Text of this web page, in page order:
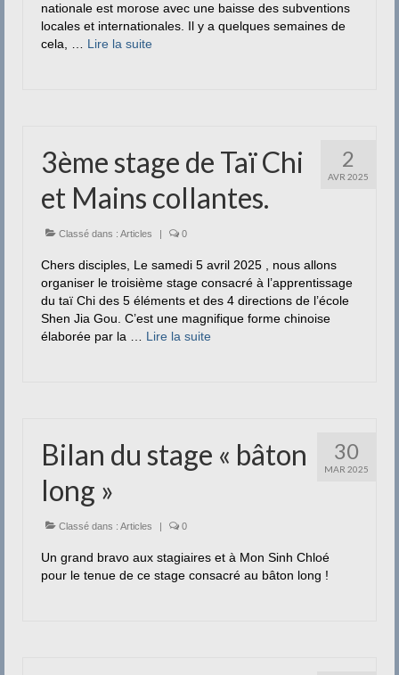
nationale est morose avec une baisse des subventions
locales et internationales. Il y a quelques semaines de
cela, … Lire la suite­­
2
AVR 2025
3ème stage de Taï Chi
et Mains collantes.
Classé dans : Articles | 0
Chers disciples, Le samedi 5 avril 2025 , nous allons
organiser le troisième stage consacré à l’apprentissage
du taï Chi des 5 éléments et des 4 directions de l’école
Shen Jia Gou. C’est une magnifique forme chinoise
élaborée par la … Lire la suite­­
30
MAR 2025
Bilan du stage « bâton
long »
Classé dans : Articles | 0
Un grand bravo aux stagiaires et à Mon Sinh Chloé
pour le tenue de ce stage consacré au bâton long !